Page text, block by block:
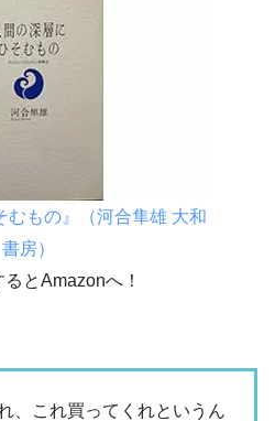
むもの』（河合隼雄 大和
書房）
とAmazonへ！
、これ買ってくれというん